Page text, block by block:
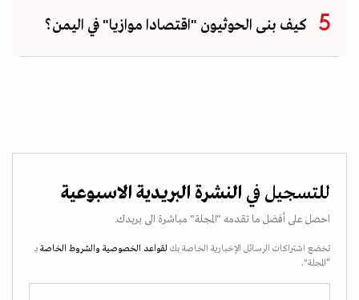
كيف بنى الحوثيون "اقتصادا موازيا" في اليمن؟
للتسجيل في النشرة البريدية الاسبوعية
احصل على أفضل ما تقدمه "المجلة" مباشرة الى بريدك.
تخضع اشتراكات الرسائل الإخبارية الخاصة بك لقواعد الخصوصية والشروط الخاصة بـ
“المجلة".